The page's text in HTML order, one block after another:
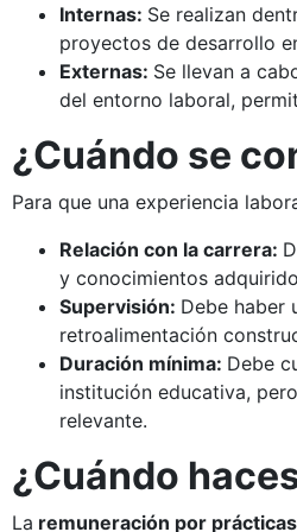
Internas: Se realizan
proyectos de desarrollo
Externas: Se llevan a
del entorno laboral,
¿Cuándo se
Para que una experiencia
Relación con la carrera:
y conocimientos
Supervisión: Debe haber
retroalimentación
Duración mínima: Debe
institución educativa,
relevante.
¿Cuándo
La remuneración por